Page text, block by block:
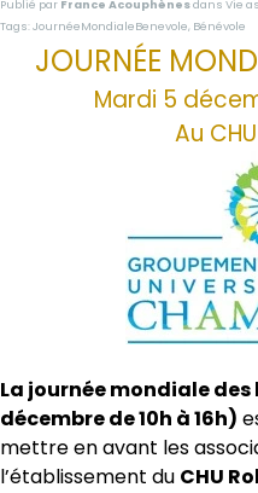
Publié par France Acouphènesdans Vie
Tags:JournéeMondialeBenevole, Bénévole
JOURNÉE
Mardi 5
Au
La journée mondiale
décembre de 10h à 16h)
mettre en avant les
l’établissement du CHU